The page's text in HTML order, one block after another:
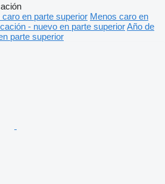
caro en parte superior Menos caro en
- nuevo en parte superiorAño de
parte superior